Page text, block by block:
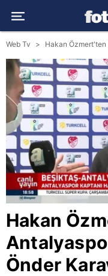
Web Tv
Hakan
Önder